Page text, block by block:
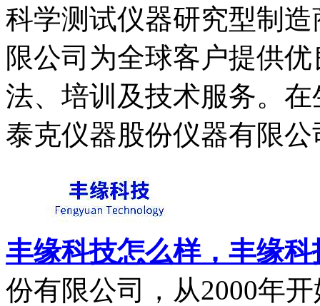
科学测试仪器研究型制
限公司为全球客户提供
法、培训及技术服务。
泰克仪器股份仪器有限公
丰缘科技怎么样，丰缘
份有限公司，从2000年